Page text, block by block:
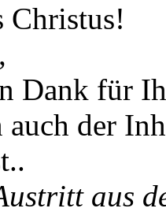
Christus!
Dank für
auch der
aus